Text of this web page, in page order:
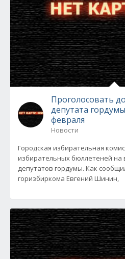
Проголосовать
депутата
февраля
Новости
Городская избирательная
избирательных бюллетеней на
депутатов гордумы. Как
горизбиркома Евгений Шинин,